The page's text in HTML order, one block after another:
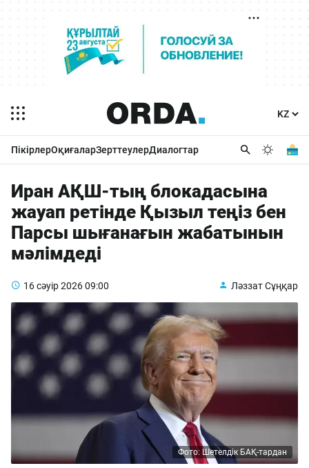
ПікірлерОқиғаларЗерттеулерДиалогтар
Иран АҚШ-тың блокадасына
жауап ретінде Қызыл теңіз бен
Парсы шығанағын жабатынын
мәлімдеді
16 сәуір 202609:00 Ләззат Сұңқар
Фото: Шетелдік БАҚ-тардан